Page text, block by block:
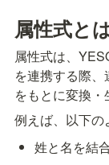
属性式と
属性式は、
を連携する際
をもとに変換・
例えば、以下の
姓と名を結